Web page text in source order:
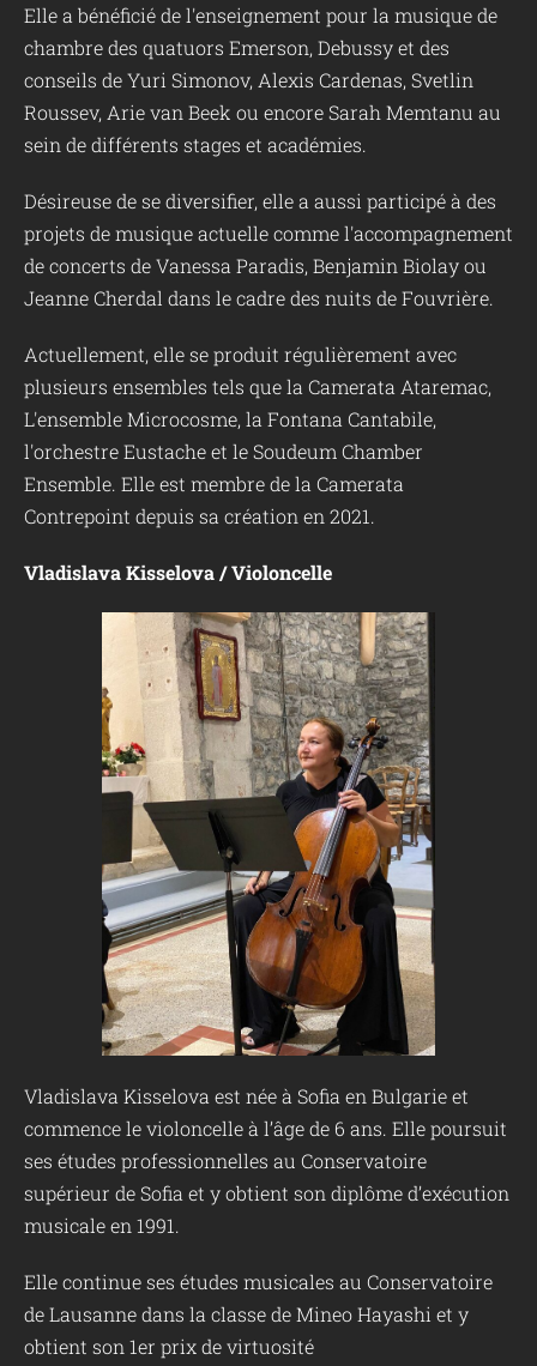
Elle a bénéficié de l'enseignement pour la musique de
chambre des quatuors Emerson, Debussy et des
conseils de Yuri Simonov, Alexis Cardenas, Svetlin
Roussev, Arie van Beek ou encore Sarah Memtanu au
sein de différents stages et académies.
Désireuse de se diversifier, elle a aussi participé à des
projets de musique actuelle comme l'accompagnement
de concerts de Vanessa Paradis, Benjamin Biolay ou
Jeanne Cherdal dans le cadre des nuits de Fouvrière.
Actuellement, elle se produit régulièrement avec
plusieurs ensembles tels que la Camerata Ataremac,
L'ensemble Microcosme, la Fontana Cantabile,
l'orchestre Eustache et le Soudeum Chamber
Ensemble. Elle est membre de la Camerata
Contrepoint depuis sa création en 2021.
Vladislava Kisselova / Violoncelle
Vladislava Kisselova est née à Sofia en Bulgarie et
commence le violoncelle à l’âge de 6 ans. Elle poursuit
ses études professionnelles au Conservatoire
supérieur de Sofia et y obtient son diplôme d’exécution
musicale en 1991.
Elle continue ses études musicales au Conservatoire
de Lausanne dans la classe de Mineo Hayashi et y
obtient son 1er prix de virtuosité